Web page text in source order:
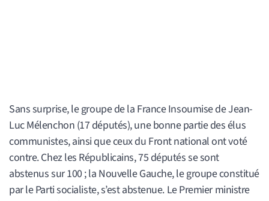
Sans surprise, le groupe de la France Insoumise de Jean-
Luc Mélenchon (17 députés), une bonne partie des élus
communistes, ainsi que ceux du Front national ont voté
contre. Chez les Républicains, 75 députés se sont
abstenus sur 100 ; la Nouvelle Gauche, le groupe constitué
par le Parti socialiste, s’est abstenue. Le Premier ministre